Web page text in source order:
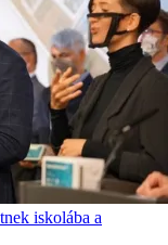
iskolába a